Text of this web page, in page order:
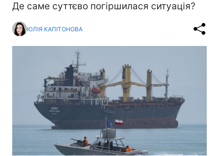
Де саме суттєво погіршилася ситуація?
ЮЛІЯ КАПІТОНОВА